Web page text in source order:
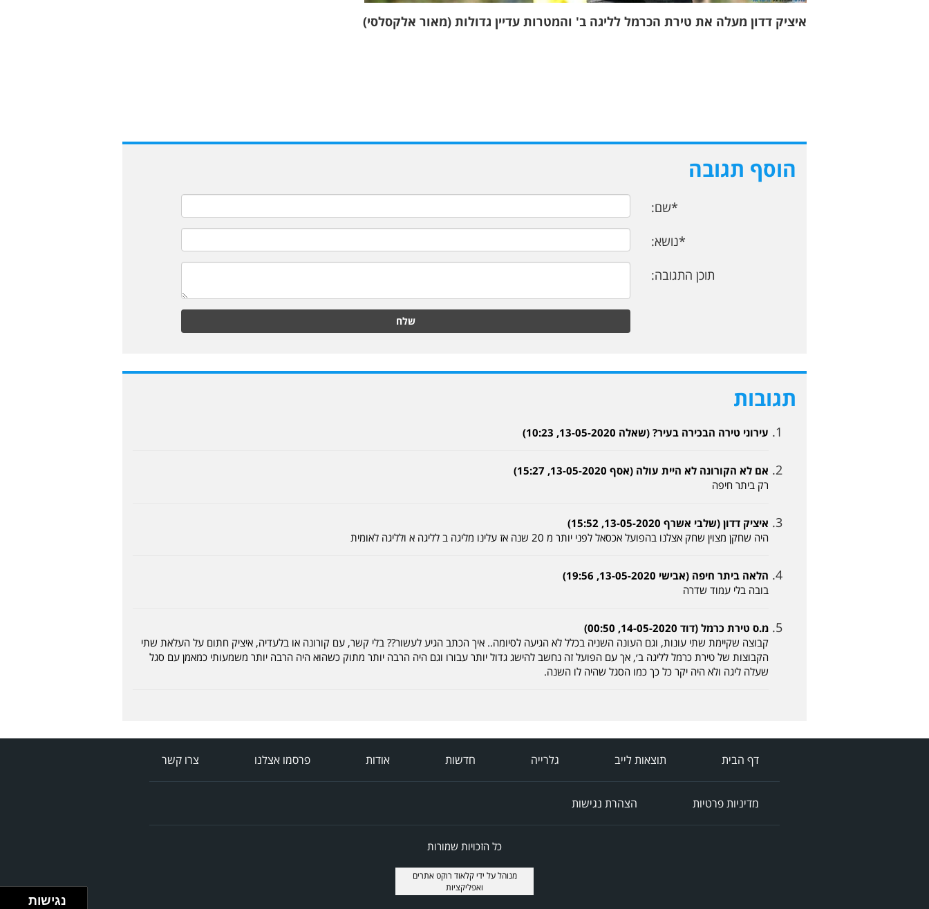
איציק דדון מעלה את טירת הכרמל לליגה ב' והמטרות עדיין גדולות (מאור אלקסלסי)
הוסף תגובה
*שם:
*נושא:
תוכן התגובה:
שלח
תגובות
עירוני טירה הבכירה בעיר? (שאלה 13-05-2020, 10:23)
אם לא הקורונה לא היית עולה (אסף 13-05-2020, 15:27)
רק ביתר חיפה
איציק דדון (שלבי אשרף 13-05-2020, 15:52)
היה שחקן מצוין שחק אצלנו בהפועל אכסאל לפני יותר מ 20 שנה אז עלינו מליגה ב לליגה א ולליגה לאומית
הלאה ביתר חיפה (אבישי 13-05-2020, 19:56)
בובה בלי עמוד שדרה
מ.ס טירת כרמל (דוד 14-05-2020, 00:50)
קבוצה שקיימת שתי עונות, וגם העונה השניה בכלל לא הגיעה לסיומה.. איך הכתב הגיע לעשור?? בלי קשר, עם קורונה או בלעדיה, איציק חתום על העלאת שתי
הקבוצות של טירת כרמל לליגה ב׳, אך עם הפועל זה נחשב להישג גדול יותר עבורו וגם היה הרבה יותר מתוק כשהוא היה הרבה יותר משמעותי כמאמן עם סגל
שעלה ליגה ולא היה יקר כל כך כמו הסגל שהיה לו השנה.
דף הבית תוצאות לייב גלרייה חדשות אודות פרסמו אצלנו צרו קשר
מדיניות פרטיות הצהרת נגישות
כל הזכויות שמורות
מנוהל על ידיקלאוד רוקט אתרים
ואפליקציות
נגישות